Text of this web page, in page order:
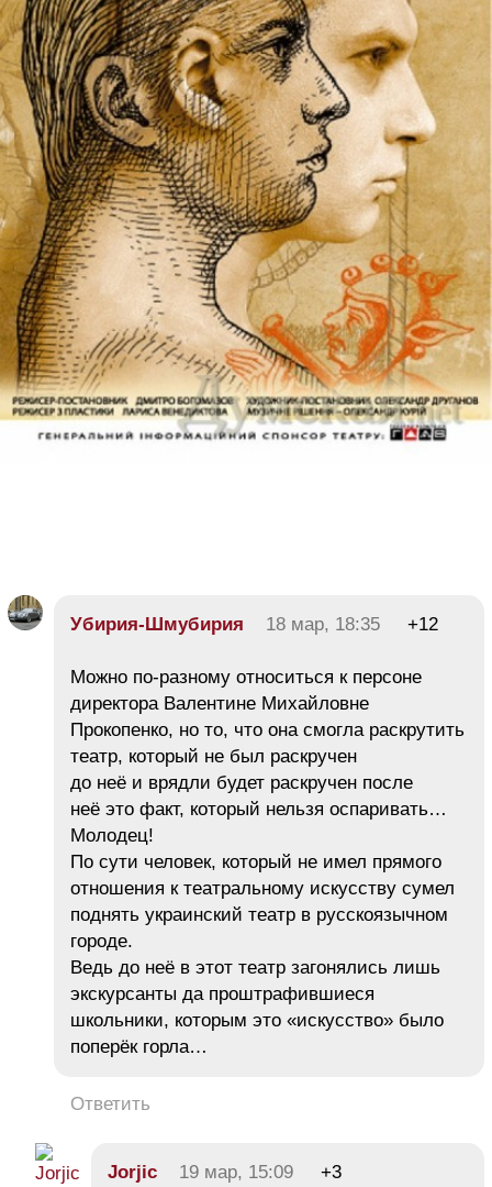
Убирия-Шмубирия 18 мар, 18:35 +12
Можно по-разному относиться к персоне
директора Валентине Михайловне
Прокопенко, но то, что она смогла раскрутить
театр, который не был раскручен
до неё и врядли будет раскручен после
неё это факт, который нельзя оспаривать…
Молодец!
По сути человек, который не имел прямого
отношения к театральному искусству сумел
поднять украинский театр в русскоязычном
городе.
Ведь до неё в этот театр загонялись лишь
экскурсанты да проштрафившиеся
школьники, которым это «искусство» было
поперёк горла…
Ответить
Jorjic 19 мар, 15:09
+3